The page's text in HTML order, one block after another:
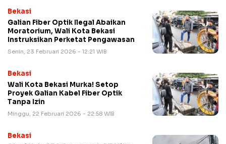
Bekasi
Galian Fiber Optik Ilegal Abaikan
Moratorium, Wali Kota Bekasi
Instruksikan Perketat Pengawasan
Senin, 23 Februari 2026 - 12:21 WIB
Bekasi
Wali Kota Bekasi Murka! Setop
Proyek Galian Kabel Fiber Optik
Tanpa Izin
Minggu, 22 Februari 2026 - 22:58 WIB
Bekasi